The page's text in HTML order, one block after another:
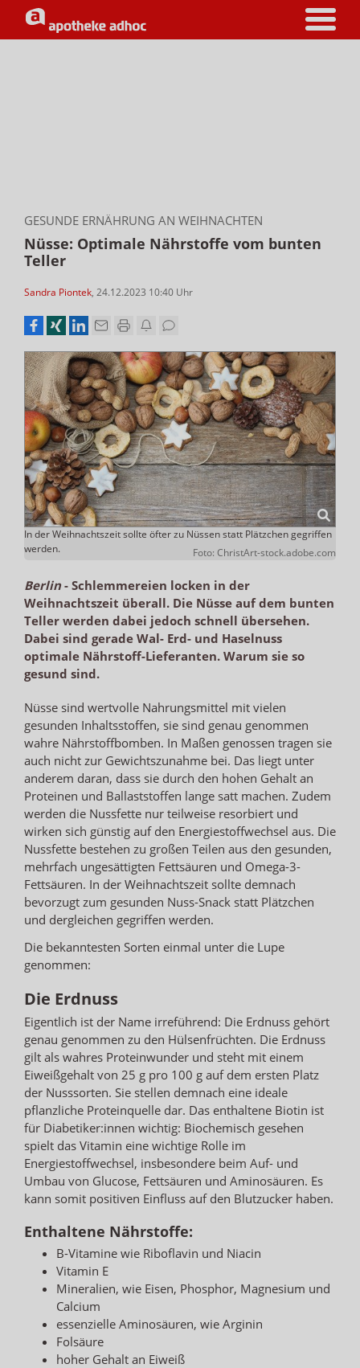
GESUNDE ERNÄHRUNG AN WEIHNACHTEN
Nüsse: Optimale Nährstoffe vom bunten
Teller
Sandra Piontek, 24.12.2023 10:40 Uhr
In der Weihnachtszeit sollte öfter zu Nüssen statt Plätzchen gegriffen
werden.
Foto: ChristArt-stock.adobe.com
Berlin- Schlemmereien locken in der
Weihnachtszeit überall. Die Nüsse auf dem bunten
Teller werden dabei jedoch schnell übersehen.
Dabei sind gerade Wal- Erd- und Haselnuss
optimale Nährstoff-Lieferanten. Warum sie so
gesund sind.
Nüsse sind wertvolle Nahrungsmittel mit vielen
gesunden Inhaltsstoffen, sie sind genau genommen
wahre Nährstoffbomben. In Maßen genossen tragen sie
auch nicht zur Gewichtszunahme bei. Das liegt unter
anderem daran, dass sie durch den hohen Gehalt an
Proteinen und Ballaststoffen lange satt machen. Zudem
werden die Nussfette nur teilweise resorbiert und
wirken sich günstig auf den Energiestoffwechsel aus. Die
Nussfette bestehen zu großen Teilen aus den gesunden,
mehrfach ungesättigten Fettsäuren und Omega-3-
Fettsäuren. In der Weihnachtszeit sollte demnach
bevorzugt zum gesunden Nuss-Snack statt Plätzchen
und dergleichen gegriffen werden.
Die bekanntesten Sorten einmal unter die Lupe
genommen:
Die Erdnuss
Eigentlich ist der Name irreführend: Die Erdnuss gehört
genau genommen zu den Hülsenfrüchten. Die Erdnuss
gilt als wahres Proteinwunder und steht mit einem
Eiweißgehalt von 25 g pro 100 g auf dem ersten Platz
der Nusssorten. Sie stellen demnach eine ideale
pflanzliche Proteinquelle dar. Das enthaltene Biotin ist
für Diabetiker:innen wichtig: Biochemisch gesehen
spielt das Vitamin eine wichtige Rolle im
Energiestoffwechsel, insbesondere beim Auf- und
Umbau von Glucose, Fettsäuren und Aminosäuren. Es
kann somit positiven Einfluss auf den Blutzucker haben.
Enthaltene Nährstoffe:
B-Vitamine wie Riboflavin und Niacin
Vitamin E
Mineralien, wie Eisen, Phosphor, Magnesium und
Calcium
essenzielle Aminosäuren, wie Arginin
Folsäure
hoher Gehalt an Eiweiß